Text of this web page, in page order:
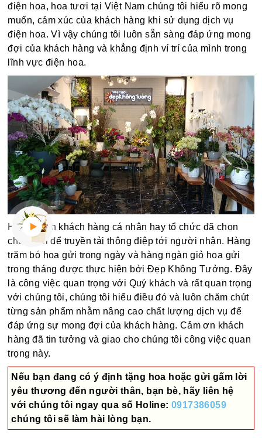
điện hoa, hoa tươi tại Việt Nam chúng tôi hiểu rõ mong
muốn, cảm xúc của khách hàng khi sử dụng dịch vụ
điện hoa. Vì vậy chúng tôi luôn sẵn sàng đáp ứng mong
đợi của khách hàng và khẳng định ví trí của mình trong
lĩnh vực điện hoa.
Hàng ngàn khách hàng cá nhân hay tổ chức đã chọn
chúng tôi để truyền tải thông điệp tới người nhận. Hàng
trăm bó hoa gửi trong ngày và hàng ngàn giỏ hoa gửi
trong tháng được thực hiện bởi Đẹp Không Tưởng. Đây
là công việc quan trọng với Quý khách và rất quan trọng
với chúng tôi, chúng tôi hiểu điều đó và luôn chăm chút
từng sản phẩm nhằm nâng cao chất lượng dịch vụ để
đáp ứng sự mong đợi của khách hàng. Cảm ơn khách
hàng đã tin tưởng và giao cho chúng tôi công việc quan
trọng này.
Nếu bạn đang có ý định tặng hoa hoặc gửi gấm lời
yêu thương đến người thân, bạn bè, hãy liên hệ
với chúng tôi ngay qua số Holine:0917386059
chúng tôi sẽ làm hài lòng bạn.